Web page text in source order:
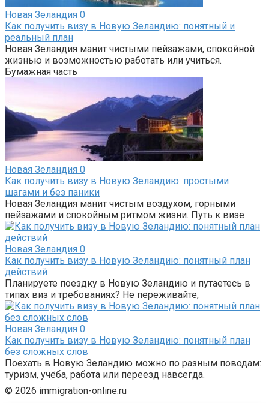
Новая Зеландия 0
Как получить визу в Новую Зеландию: понятный и
реальный план
Новая Зеландия манит чистыми пейзажами, спокойной
жизнью и возможностью работать или учиться.
Бумажная часть
Новая Зеландия 0
Как получить визу в Новую Зеландию: простыми
шагами и без паники
Новая Зеландия манит чистым воздухом, горными
пейзажами и спокойным ритмом жизни. Путь к визе
Новая Зеландия 0
Как получить визу в Новую Зеландию: понятный план
действий
Планируете поездку в Новую Зеландию и путаетесь в
типах виз и требованиях? Не переживайте,
Новая Зеландия 0
Как получить визу в Новую Зеландию: понятный план
без сложных слов
Поехать в Новую Зеландию можно по разным поводам:
туризм, учёба, работа или переезд навсегда.
© 2026 immigration-online.ru